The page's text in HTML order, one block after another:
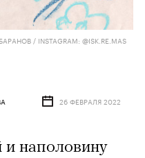
/ INSTAGRAM: @ISK.RE.MAS
26 ФЕВРАЛЯ 2022
и наполовину